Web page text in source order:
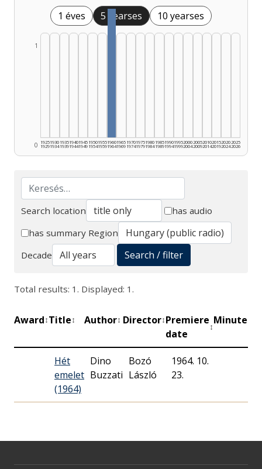
1 éves 5 yearses 10 yearses
0
1
1925
1929
1930
1934
1935
1939
1940
1944
1945
1949
1950
1954
1955
1959
1960
1964
1965
1969
1970
1974
1975
1979
1980
1984
1985
1989
1990
1994
1995
1999
2000
2004
2005
2009
2010
2014
2015
2019
2020
2024
2025
2026
Search
Search location
has audio
has summary Region
Decade
Search / filter
Total results: 1. Displayed: 1.
Award↕Title↕ Author↕ Director↕Premiere
date
↕
Minutes
Hét
emelet
(1964)
Dino
Buzzati
Bozó
László
1964. 10.
23.